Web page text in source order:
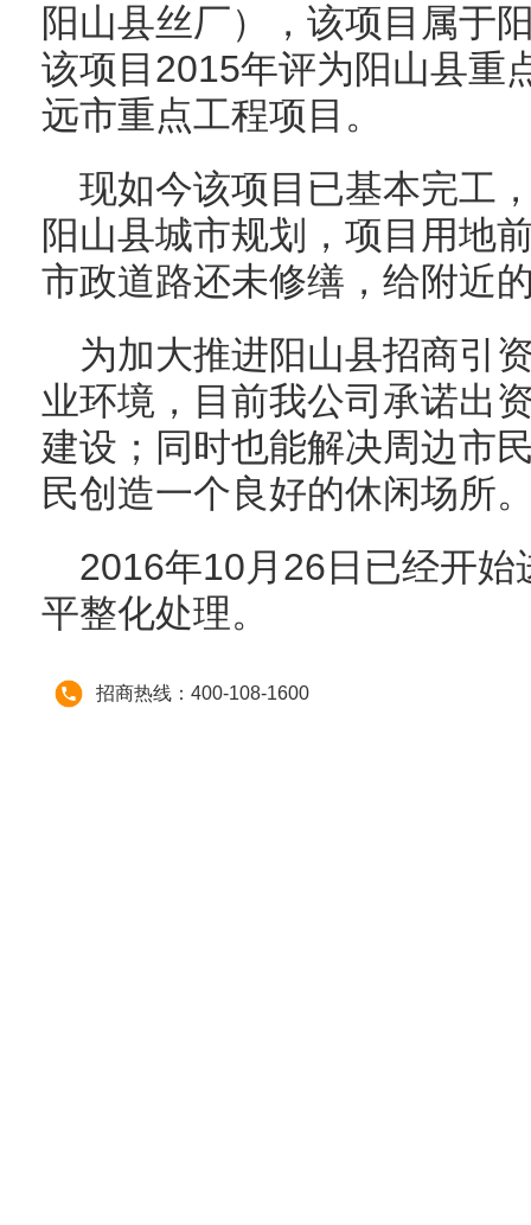
阳山县丝厂），该项目属于
该项目2015年评为阳山县重
远市重点工程项目。
现如今该项目已基本完工
阳山县城市规划，项目用地
市政道路还未修缮，给附近
为加大推进阳山县招商引
业环境，目前我公司承诺出
建设；同时也能解决周边市
民创造一个良好的休闲场所
2016年10月26日已经开
平整化处理。
招商热线：400-108-1600